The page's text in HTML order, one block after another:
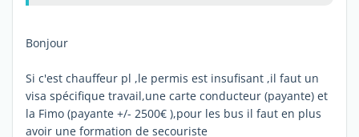
Bonjour
Si c'est chauffeur pl ,le permis est insufisant ,il faut un
visa spécifique travail,une carte conducteur (payante) et
la Fimo (payante +/- 2500€ ),pour les bus il faut en plus
avoir une formation de secouriste